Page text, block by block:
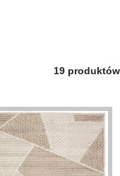
19 produktów